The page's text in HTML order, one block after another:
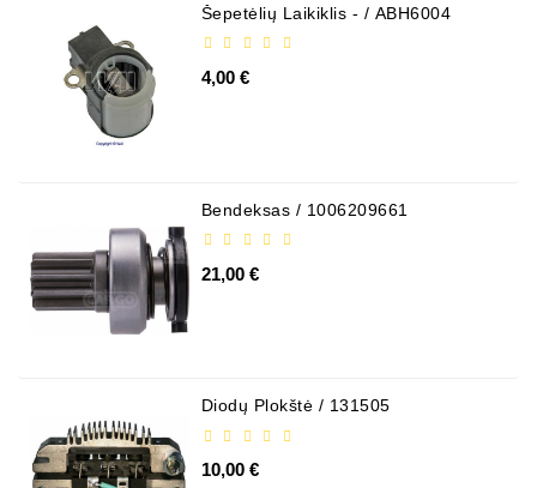
Šepetėlių Laikiklis - / ABH6004
4,00 €
Bendeksas / 1006209661
21,00 €
Diodų Plokštė / 131505
10,00 €